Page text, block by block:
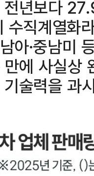
전년보다
수직계열화
아·중남미
에 사실상
술력을 과